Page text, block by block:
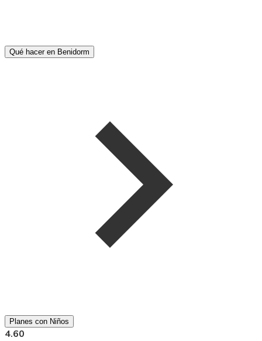
Qué hacer en Benidorm
Planes con Niños
4.60